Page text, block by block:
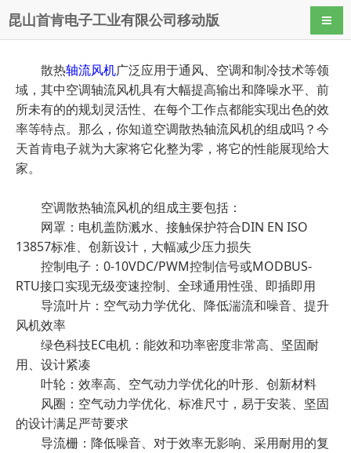
昆山首肯电子工业有限公司移动版 导航
散热轴流风机广泛应用于通风、空调和制冷技术等领
域，其中空调轴流风机具有大幅提高输出和降噪水平、前
所未有的的规划灵活性、在每个工作点都能实现出色的效
率等特点。那么，你知道空调散热轴流风机的组成吗？今
天首肯电子就为大家将它化整为零，将它的性能展现给大
家。
空调散热轴流风机的组成主要包括：
网罩：电机盖防溅水、接触保护符合DIN EN ISO
13857标准、创新设计，大幅减少压力损失
控制电子：0-10VDC/PWM控制信号或MODBUS-
RTU接口实现无级变速控制、全球通用性强、即插即用
导流叶片：空气动力学优化、降低湍流和噪音、提升
风机效率
绿色科技EC电机：能效和功率密度非常高、坚固耐
用、设计紧凑
叶轮：效率高、空气动力学优化的叶形、创新材料
风圈：空气动力学优化、标准尺寸，易于安装、坚固
的设计满足严苛要求
导流栅：降低噪音、对于效率无影响、采用耐用的复